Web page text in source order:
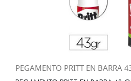
PEGAMENTO PRITT EN BARRA